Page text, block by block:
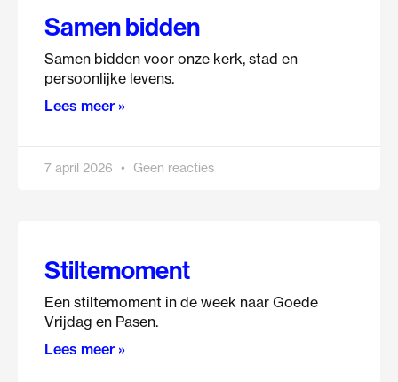
Samen bidden
Samen bidden voor onze kerk, stad en
persoonlijke levens.
Lees meer »
7 april 2026 Geen reacties
Stiltemoment
Een stiltemoment in de week naar Goede
Vrijdag en Pasen.
Lees meer »